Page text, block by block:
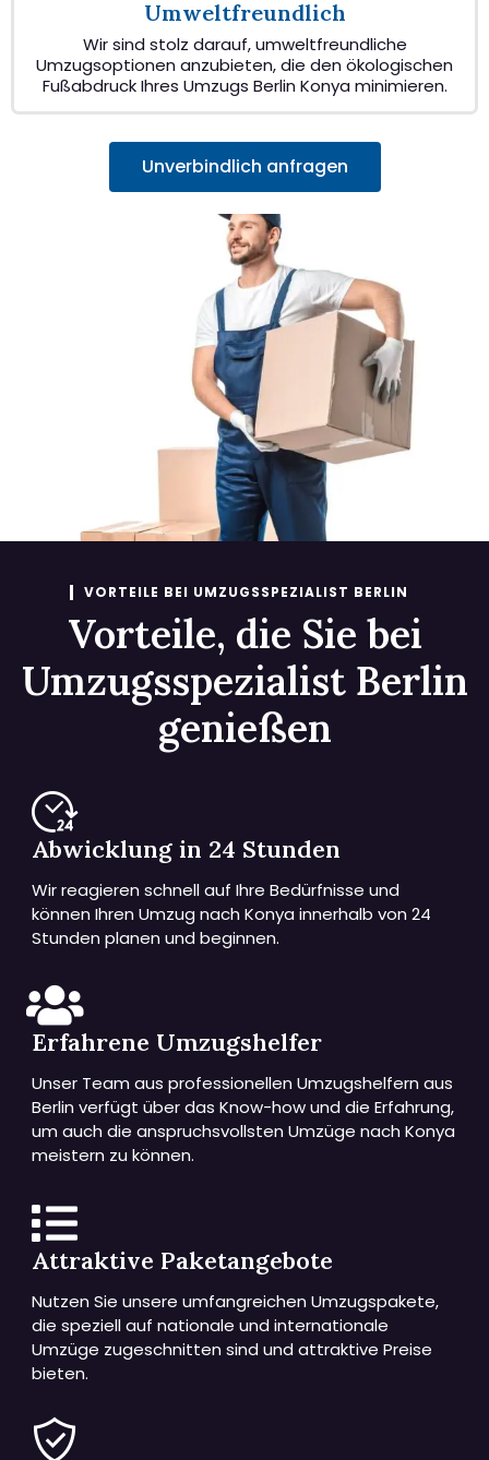
Umweltfreundlich
Wir sind stolz darauf, umweltfreundliche
Umzugsoptionen anzubieten, die den ökologischen
Fußabdruck Ihres Umzugs Berlin Konya minimieren.
Unverbindlich anfragen
VORTEILE BEI UMZUGSSPEZIALIST BERLIN
Vorteile, die Sie bei
Umzugsspezialist Berlin
genießen
Abwicklung in 24 Stunden
Wir reagieren schnell auf Ihre Bedürfnisse und
können Ihren Umzug nach Konya innerhalb von 24
Stunden planen und beginnen.
Erfahrene Umzugshelfer
Unser Team aus professionellen Umzugshelfern aus
Berlin verfügt über das Know-how und die Erfahrung,
um auch die anspruchsvollsten Umzüge nach Konya
meistern zu können.
Attraktive Paketangebote
Nutzen Sie unsere umfangreichen Umzugspakete,
die speziell auf nationale und internationale
Umzüge zugeschnitten sind und attraktive Preise
bieten.